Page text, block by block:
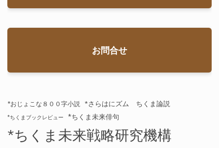
お問合せ
*おじょこな８００字小説 *さらはにズム ちくま論説
*ちくまブックレビュー *ちくま未来俳句
*ちくま未来戦略研究機構